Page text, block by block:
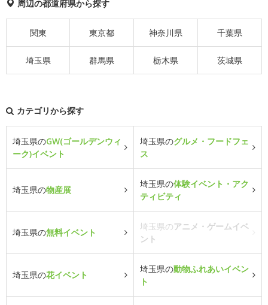
周辺の都道府県から探す
関東 東京都 神奈川県 千葉県
埼玉県 群馬県 栃木県 茨城県
カテゴリから探す
埼玉県のGW(ゴールデンウィ
ーク)イベント
埼玉県のグルメ・フードフェ
ス
埼玉県の物産展
埼玉県の体験イベント・アク
ティビティ
埼玉県の無料イベント
埼玉県のアニメ・ゲームイベ
ント
埼玉県の花イベント
埼玉県の動物ふれあいイベン
ト